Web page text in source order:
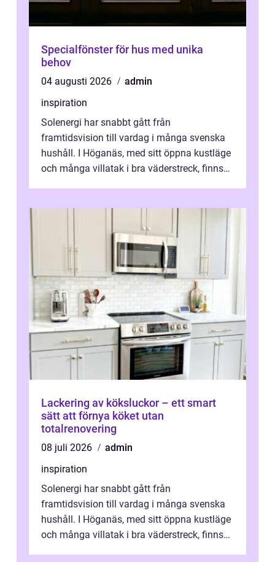
Specialfönster för hus med unika
behov
04 augusti 2026
admin
inspiration
Solenergi har snabbt gått från
framtidsvision till vardag i många svenska
hushåll. I Höganäs, med sitt öppna kustläge
och många villatak i bra väderstreck, finns
Lackering av köksluckor – ett smart
sätt att förnya köket utan
totalrenovering
08 juli 2026
admin
inspiration
Solenergi har snabbt gått från
framtidsvision till vardag i många svenska
hushåll. I Höganäs, med sitt öppna kustläge
och många villatak i bra väderstreck, finns